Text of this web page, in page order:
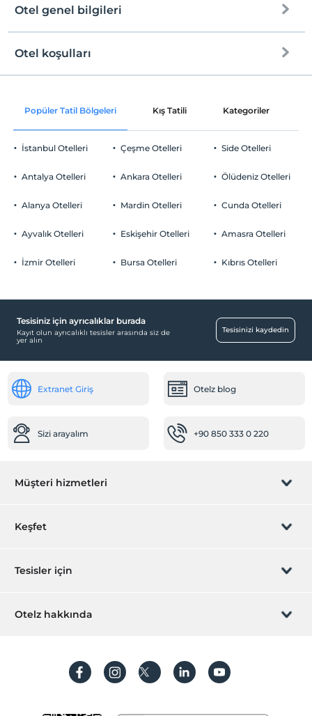
Otel genel bilgileri
Ortak alanlar ve tüm odalar
Otopark
Ücretsiz Halka Açık Otopark
Aktiviteler
Tırmanış
Otel koşulları
Check/in
Check/out
En geç saat 12:00 ve öncesi
Evcil Hayvan
2 yaşına kadar olan bebekler ücretsizdir.
Popüler Tatil Bölgeleri Kış Tatili Kategoriler
İstanbul Otelleri
Antalya Otelleri
Alanya Otelleri
Ayvalık Otelleri
İzmir Otelleri
Çeşme Otelleri
Ankara Otelleri
Mardin Otelleri
Eskişehir Otelleri
Bursa Otelleri
Side Otelleri
Ölüdeniz Otelleri
Cunda Otelleri
Amasra Otelleri
Kıbrıs Otelleri
Tesisiniz için ayrıcalıklar burada
Kayıt olun ayrıcalıklı tesisler arasında siz de
yer alın
Tesisinizi kaydedin
Extranet Giriş Otelz blog
Sizi arayalım +90 850 333 0 220
Müşteri hizmetleri
Rezervasyon yönet
Sıkça sorulan sorular
Keşfet
Hediye Kart
Hesap oluştur
Tesisler için
Hemen tesisinizi ekleyin
Otelz hakkında